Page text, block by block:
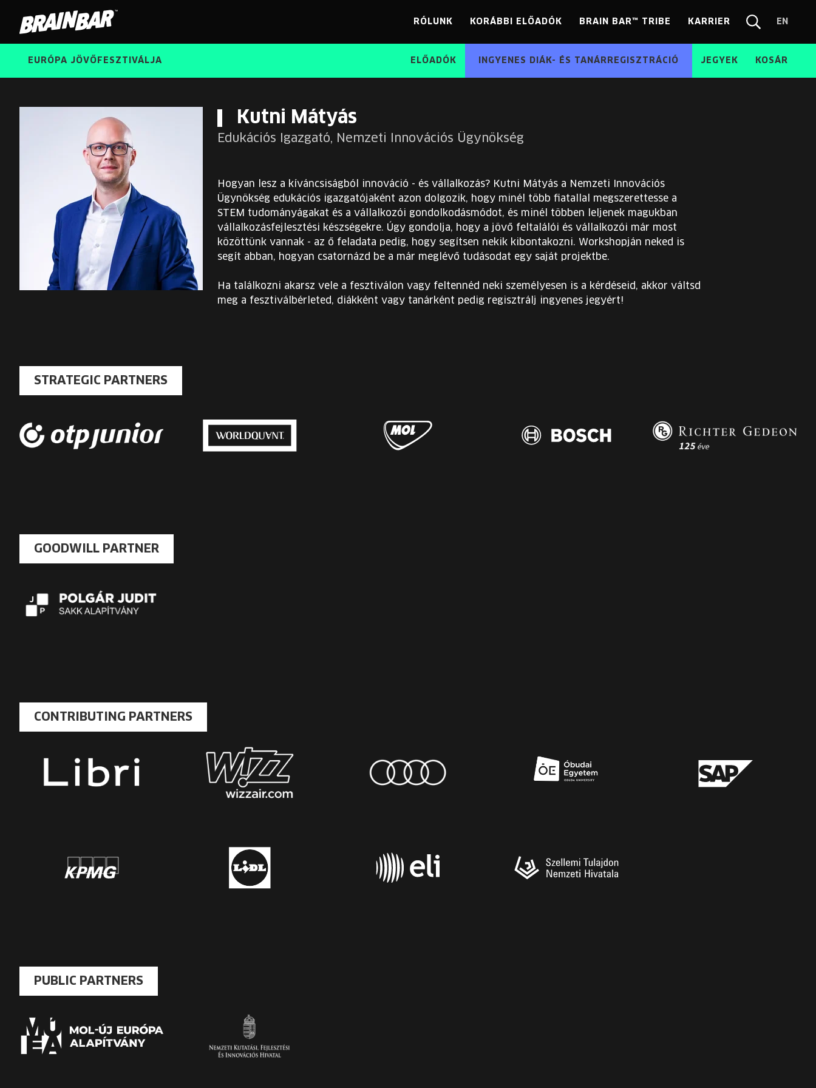
Bar
RÓLUNK KORÁBBI ELŐADÓK BRAIN BAR™ TRIBE KARRIER EN
EN
EURÓPA JÖVŐFESZTIVÁLJA ELŐADÓK INGYENES DIÁK- ÉS TANÁRREGISZTRÁCIÓ JEGYEK KOSÁR
Kutni Mátyás
Edukációs Igazgató, Nemzeti Innovációs Ügynökség
Hogyan lesz a kíváncsiságból innováció - és vállalkozás? Kutni Mátyás a Nemzeti Innovációs
Ügynökség edukációs igazgatójaként azon dolgozik, hogy minél több fiatallal megszerettesse a
STEM tudományágakat és a vállalkozói gondolkodásmódot, és minél többen leljenek magukban
vállalkozásfejlesztési készségekre. Úgy gondolja, hogy a jövő feltalálói és vállalkozói már most
közöttünk vannak - az ő feladata pedig, hogy segítsen nekik kibontakozni. Workshopján neked is
segít abban, hogyan csatornázd be a már meglévő tudásodat egy saját projektbe.
Ha találkozni akarsz vele a fesztiválon vagy feltennéd neki személyesen is a kérdéseid, akkor váltsd
meg a fesztiválbérleted, diákként vagy tanárként pedig regisztrálj ingyenes jegyért!
STRATEGIC PARTNERS
GOODWILL PARTNER
CONTRIBUTING PARTNERS
PUBLIC PARTNERS